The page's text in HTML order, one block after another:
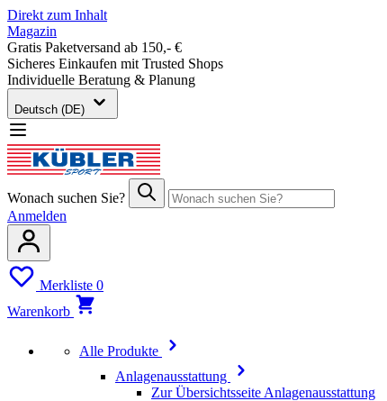
Direkt zum Inhalt
Magazin
Gratis Paketversand ab 150,- €
Sicheres Einkaufen mit Trusted Shops
Individuelle Beratung & Planung
Deutsch (DE)
Wonach suchen Sie?
Anmelden
Merkliste 0
Warenkorb
Alle Produkte
Anlagenausstattung
Zur Übersichtsseite Anlagenausstattung